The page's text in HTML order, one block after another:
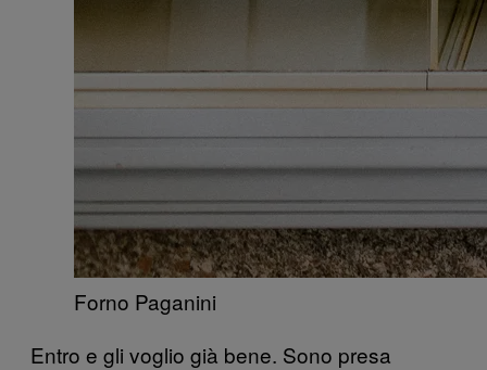
Forno Paganini
Entro e gli voglio già bene. Sono presa